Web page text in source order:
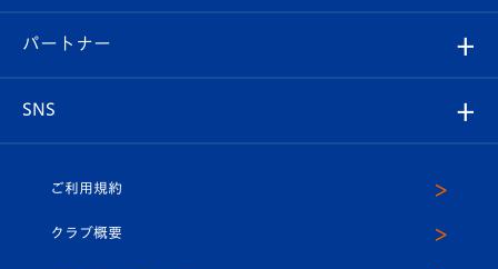
メディア
ホームタウン
マスコット紹介
ヴィヴィくんの長崎おもてなしガイド
スタジアムグルメ
V-LOVERS（ファンクラブ）
プレイヤーズスイート
店舗情報
育成からのお知らせ
U-18
パートナー
SNS
ヴィヴィくんインスタグラム
ご利用規約
クラブ概要